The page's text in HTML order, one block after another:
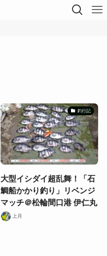
釣行記
大型イシダイ超乱舞！「石
鯛船かかり釣り」リベンジ
マッチ＠松輪間口港 伊仁丸
上月